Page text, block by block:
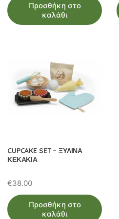
was:
€38.00.
τιμή
είναι:
Προσθήκη στο
καλάθι
CUPCAKE SET – ΞΥΛΙΝΑ
ΚΕΚΑΚΙΑ
€38.00
Προσθήκη στο
καλάθι